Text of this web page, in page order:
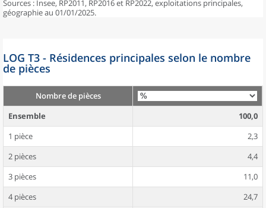
Sources : Insee, RP2011, RP2016 et RP2022, exploitations principales,
géographie au 01/01/2025.
LOG T3 - Résidences principales selon le nombre
de pièces
Nombre de pièces
Ensemble
100,0
1 pièce
2,3
2 pièces
4,4
3 pièces
11,0
4 pièces
24,7